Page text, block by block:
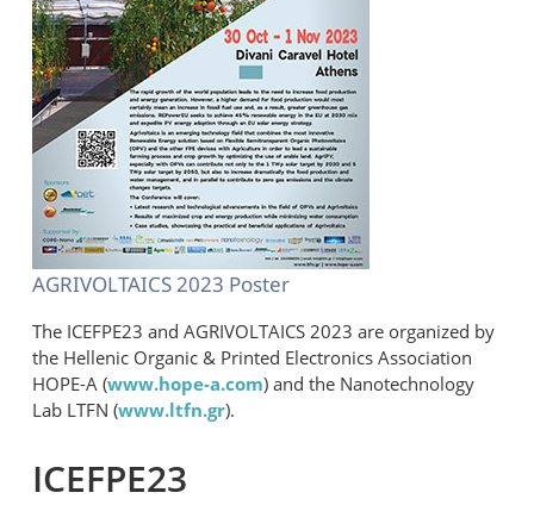
AGRIVOLTAICS 2023 Poster
The ICEFPE23 and AGRIVOLTAICS 2023 are organized by
the Hellenic Organic & Printed Electronics Association
HOPE-A (www.hope-a.com) and the Nanotechnology
Lab LTFN (www.ltfn.gr).
ICEFPE23